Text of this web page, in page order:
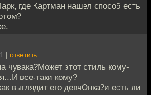
где Картман нашел способ есть
| ответить
чувака?Может этот стиль кому-
все-таки кому?
выглядит его девчОнка?и есть ли